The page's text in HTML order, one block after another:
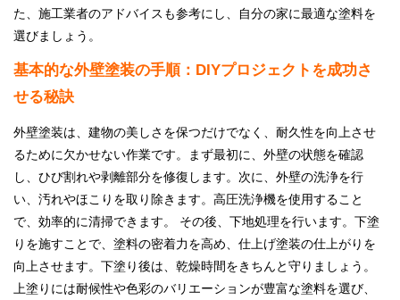
た、施工業者のアドバイスも参考にし、自分の家に最適な塗料を
選びましょう。
基本的な外壁塗装の手順：DIYプロジェクトを成功さ
せる秘訣
外壁塗装は、建物の美しさを保つだけでなく、耐久性を向上させ
るために欠かせない作業です。まず最初に、外壁の状態を確認
し、ひび割れや剥離部分を修復します。次に、外壁の洗浄を行
い、汚れやほこりを取り除きます。高圧洗浄機を使用すること
で、効率的に清掃できます。 その後、下地処理を行います。下塗
りを施すことで、塗料の密着力を高め、仕上げ塗装の仕上がりを
向上させます。下塗り後は、乾燥時間をきちんと守りましょう。
上塗りには耐候性や色彩のバリエーションが豊富な塗料を選び、